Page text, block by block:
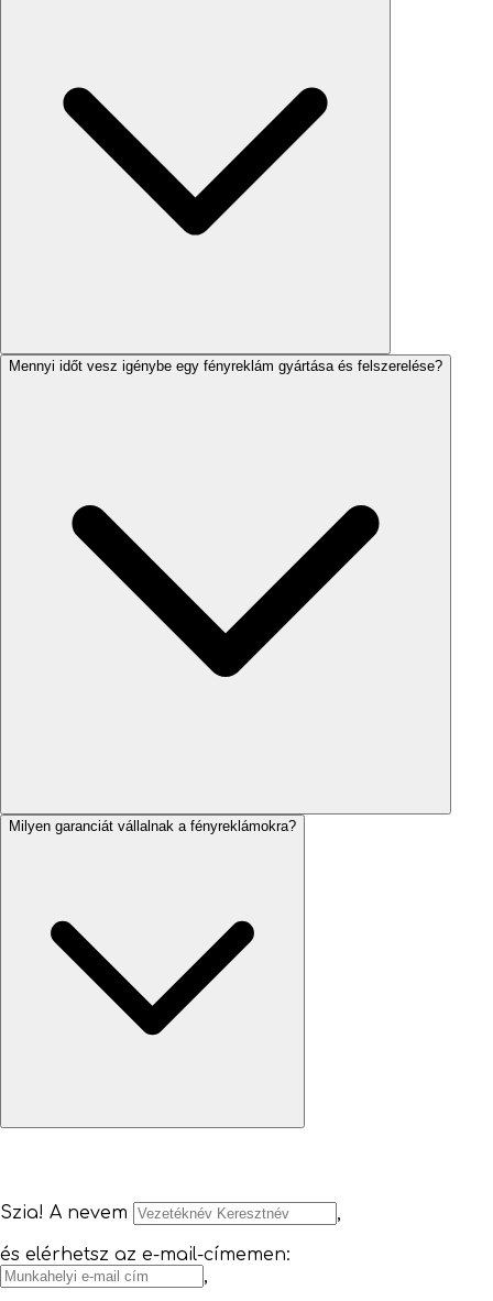
Mennyi időt vesz igénybe egy fényreklám gyártása és felszerelése?
Milyen garanciát vállalnak a fényreklámokra?
Szia! A nevem
és elérhetsz az e-mail-címemen: